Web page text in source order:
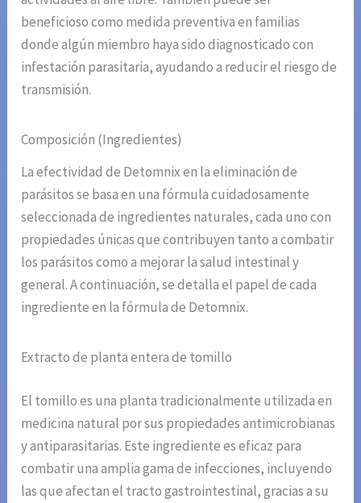
beneficioso como medida preventiva en familias
donde algún miembro haya sido diagnosticado con
infestación parasitaria, ayudando a reducir el riesgo de
transmisión.
Composición (Ingredientes)
La efectividad de Detomnix en la eliminación de
parásitos se basa en una fórmula cuidadosamente
seleccionada de ingredientes naturales, cada uno con
propiedades únicas que contribuyen tanto a combatir
los parásitos como a mejorar la salud intestinal y
general. A continuación, se detalla el papel de cada
ingrediente en la fórmula de Detomnix.
Extracto de planta entera de tomillo
El tomillo es una planta tradicionalmente utilizada en
medicina natural por sus propiedades antimicrobianas
y antiparasitarias. Este ingrediente es eficaz para
combatir una amplia gama de infecciones, incluyendo
las que afectan el tracto gastrointestinal, gracias a su